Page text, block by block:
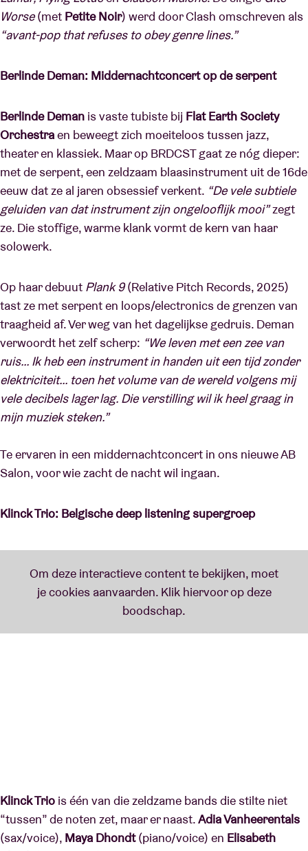
Worse(met Petite Noir) werd door Clash omschreven als
“avant-pop that refuses to obey genre lines.”
Berlinde Deman: Middernachtconcert op de serpent
Berlinde Deman is vaste tubiste bij Flat Earth Society
Orchestraen beweegt zich moeiteloos tussen jazz,
theater en klassiek. Maar op BRDCST gaat ze nóg dieper:
met de serpent, een zeldzaam blaasinstrument uit de 16de
eeuw dat ze al jaren obsessief verkent. “De vele subtiele
geluiden van dat instrument zijn ongelooflijk mooi”zegt
ze. Die stoffige, warme klank vormt de kern van haar
solowerk.
Op haar debuut Plank 9(Relative Pitch Records, 2025)
tast ze met serpent en loops/electronics de grenzen van
traagheid af. Ver weg van het dagelijkse gedruis. Deman
verwoordt het zelf scherp: “We leven met een zee van
ruis… Ik heb een instrument in handen uit een tijd zonder
elektriciteit… toen het volume van de wereld volgens mij
vele decibels lager lag. Die verstilling wil ik heel graag in
mijn muziek steken.”
Te ervaren in een middernachtconcert in ons nieuwe AB
Salon, voor wie zacht de nacht wil ingaan.
Klinck Trio: Belgische deep listening supergroep
Klinck Trio is één van die zeldzame bands die stilte niet
“tussen” de noten zet, maar er naast.Adia Vanheerentals
(sax/voice), Maya Dhondt(piano/voice) en Elisabeth